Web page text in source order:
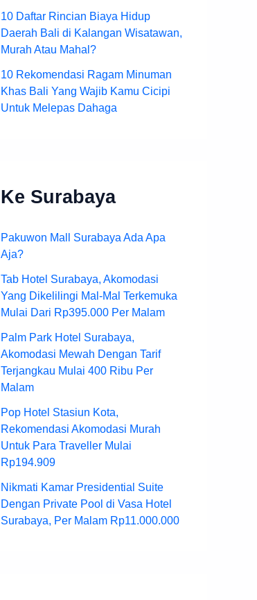
10 Daftar Rincian Biaya Hidup
Daerah Bali di Kalangan Wisatawan,
Murah Atau Mahal?
10 Rekomendasi Ragam Minuman
Khas Bali Yang Wajib Kamu Cicipi
Untuk Melepas Dahaga
Ke Surabaya
Pakuwon Mall Surabaya Ada Apa
Aja?
Tab Hotel Surabaya, Akomodasi
Yang Dikelilingi Mal-Mal Terkemuka
Mulai Dari Rp395.000 Per Malam
Palm Park Hotel Surabaya,
Akomodasi Mewah Dengan Tarif
Terjangkau Mulai 400 Ribu Per
Malam
Pop Hotel Stasiun Kota,
Rekomendasi Akomodasi Murah
Untuk Para Traveller Mulai
Rp194.909
Nikmati Kamar Presidential Suite
Dengan Private Pool di Vasa Hotel
Surabaya, Per Malam Rp11.000.000